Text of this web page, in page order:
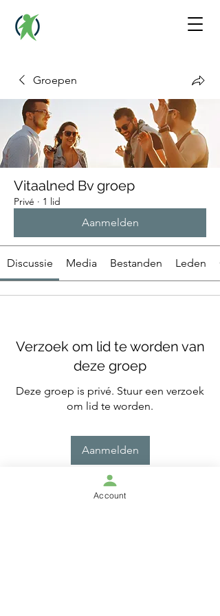
Groepen
Vitaalned Bv groep
Privé · 1 lid
Aanmelden
Discussie Media Bestanden Leden
Verzoek om lid te worden van
deze groep
Deze groep is privé. Stuur een verzoek
om lid te worden.
Aanmelden
Account